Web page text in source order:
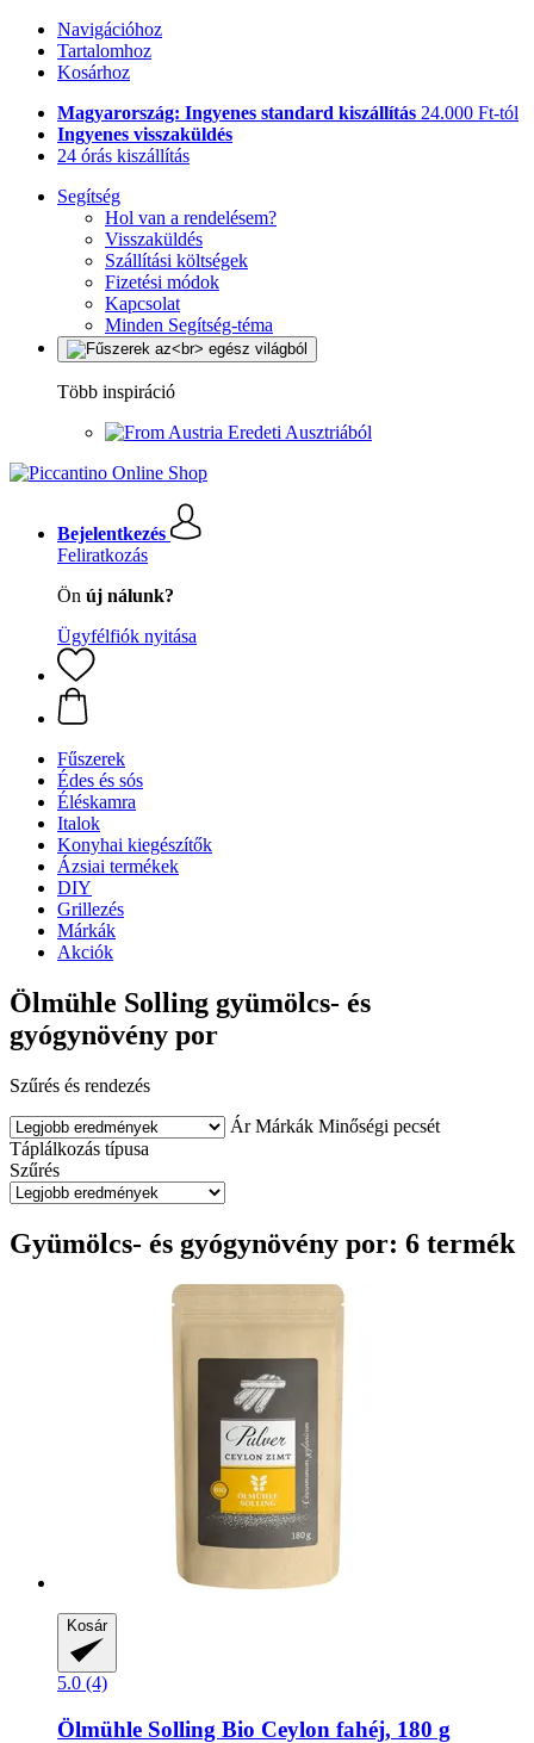
Navigációhoz
Tartalomhoz
Kosárhoz
Magyarország: Ingyenes standard kiszállítás 24.000 Ft-tól
Ingyenes visszaküldés
24 órás kiszállítás
Segítség
Hol van a rendelésem?
Visszaküldés
Szállítási költségek
Fizetési módok
Kapcsolat
Minden Segítség-téma
Több inspiráció
Eredeti Ausztriából
Bejelentkezés
Feliratkozás
Ön új nálunk?
Ügyfélfiók nyitása
Fűszerek
Édes és sós
Éléskamra
Italok
Konyhai kiegészítők
Ázsiai termékek
DIY
Grillezés
Márkák
Akciók
Ölmühle Solling gyümölcs- és
gyógynövény por
Szűrés és rendezés
Ár Márkák Minőségi pecsét
Táplálkozás típusa
Szűrés
Gyümölcs- és gyógynövény por: 6 termék
Kosár
5.0 (4)
Ölmühle Solling Bio Ceylon fahéj, 180 g